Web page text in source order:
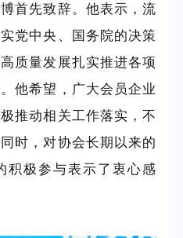
首先致辞。他表示，流
党中央、国务院的决策
质量发展扎实推进各项
他希望，广大会员企业
推动相关工作落实，不
时，对协会长期以来的
积极参与表示了衷心感